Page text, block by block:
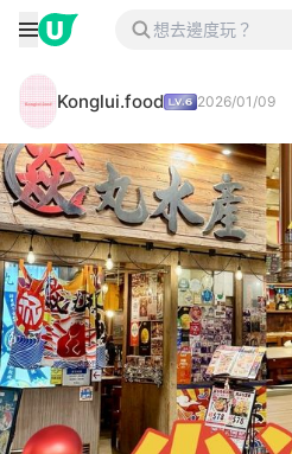
Konglui.food 2026/01/09